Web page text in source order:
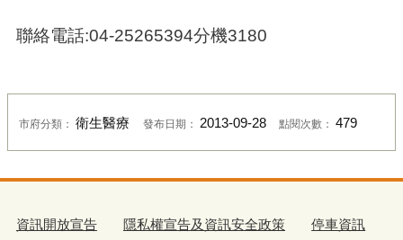
聯絡電話:04-25265394分機3180
市府分類： 衛生醫療 發布日期： 2013-09-28 點閱次數：479
資訊開放宣告 隱私權宣告及資訊安全政策 停車資訊